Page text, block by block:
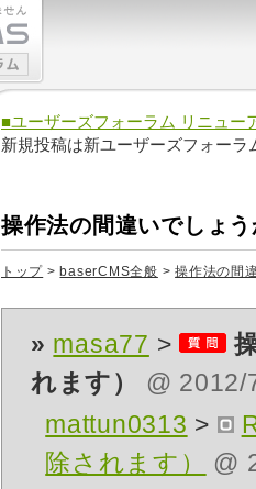
■ユーザーズフォーラム リニュー
新規投稿は新ユーザーズフォーラ
操作法の間違いでしょ
トップ > baserCMS全般 >操作法の間
» masa77 >
れます）
@
mattun0313 >
除されます）
@